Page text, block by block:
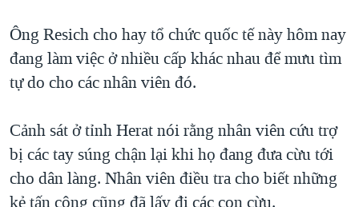
BÊN KIA QUỐC LỘ: TIẾNG VỌNG TỪ NÔNG THÔN MỸ
QUAN HỆ VIỆT MỸ
Ông Resich cho hay tổ chức quốc tế này hôm nay
đang làm việc ở nhiều cấp khác nhau để mưu tìm
tự do cho các nhân viên đó.
Cảnh sát ở tỉnh Herat nói rằng nhân viên cứu trợ
bị các tay súng chận lại khi họ đang đưa cừu tới
cho dân làng. Nhân viên điều tra cho biết những
kẻ tấn công cũng đã lấy đi các con cừu.